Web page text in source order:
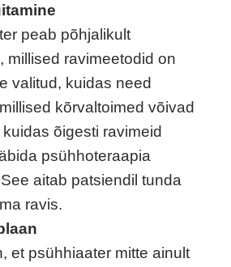
peab põhjalikult
millised ravimeetodid on
valitud, kuidas need
kõrvaltoimed võivad
õigesti ravimeid
psühhoteraapia
aitab patsiendil tunda
ravis.
et psühhiaater mitte ainult